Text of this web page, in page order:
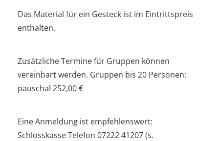
Das Material für ein Gesteck ist im Eintrittspreis
enthalten.
Zusätzliche Termine für Gruppen können
vereinbart werden. Gruppen bis 20 Personen:
pauschal 252,00 €
Eine Anmeldung ist empfehlenswert:
Schlosskasse Telefon 07222 41207 (s.